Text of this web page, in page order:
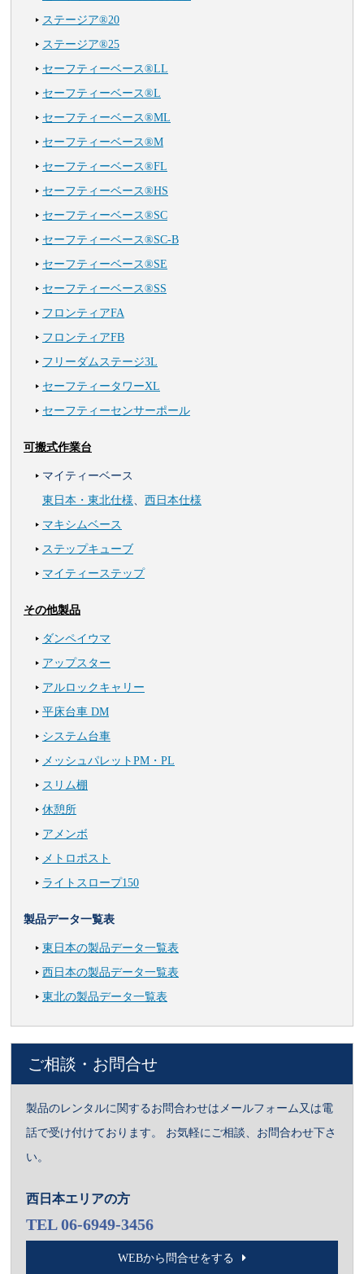
ステージア®20
ステージア®25
セーフティーベース®LL
セーフティーベース®L
セーフティーベース®ML
セーフティーベース®M
セーフティーベース®FL
セーフティーベース®HS
セーフティーベース®SC
セーフティーベース®SC-B
セーフティーベース®SE
セーフティーベース®SS
フロンティアFA
フロンティアFB
フリーダムステージ3L
セーフティータワーXL
セーフティーセンサーポール
可搬式作業台
マイティーベース
東日本・東北仕様、 西日本仕様
マキシムベース
ステップキューブ
マイティーステップ
その他製品
ダンペイウマ
アップスター
アルロックキャリー
平床台車 DM
システム台車
メッシュパレットPM・PL
スリム棚
休憩所
アメンボ
メトロポスト
ライトスロープ150
製品データ一覧表
東日本の製品データ一覧表
西日本の製品データ一覧表
東北の製品データ一覧表
ご相談・お問合せ
製品のレンタルに関するお問合わせはメールフォーム又は電
話で受け付けております。 お気軽にご相談、お問合わせ下さ
い。
西日本エリアの方
TEL 06-6949-3456
WEBから問合せをする